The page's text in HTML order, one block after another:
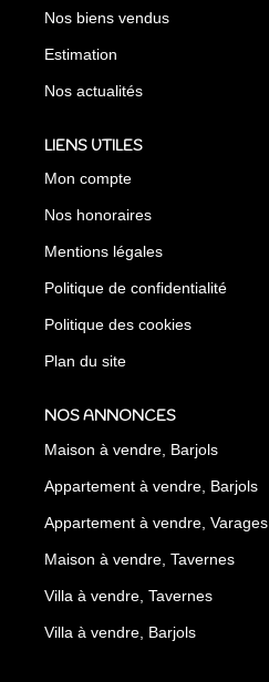
Nos biens vendus
Estimation
Nos actualités
LIENS UTILES
Mon compte
Nos honoraires
Mentions légales
Politique de confidentialité
Politique des cookies
Plan du site
NOS ANNONCES
Maison à vendre, Barjols
Appartement à vendre, Barjols
Appartement à vendre, Varages
Maison à vendre, Tavernes
Villa à vendre, Tavernes
Villa à vendre, Barjols